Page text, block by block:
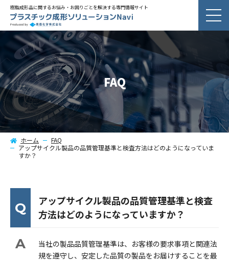
樹脂成形品に関するお悩み・お困りごとを解決する専門情報サイト
FAQ
ホーム
FAQ
アップサイクル製品の品質管理基準と検査方法はどのようになっていま
すか？
アップサイクル製品の品質管理基準と検査
方法はどのようになっていますか？
当社の製品品質管理基準は、お客様の要求事項と関連法
規を遵守し、安定した品質の製品をお届けすることを最